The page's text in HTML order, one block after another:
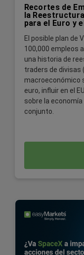
Recortes de
la
para el Euro y
El posible plan de
100,000 empleos
una historia de
traders de divisas
macroeconómico
euro, influir en el
sobre la economía
conjunto.